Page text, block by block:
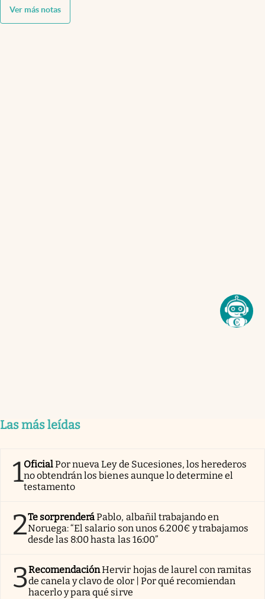
Ver más notas
Las más leídas
1OficialPor nueva Ley de Sucesiones, los herederos
no obtendrán los bienes aunque lo determine el
testamento
2Te sorprenderáPablo, albañil trabajando en
Noruega: “El salario son unos 6.200€ y trabajamos
desde las 8:00 hasta las 16:00”
3RecomendaciónHervir hojas de laurel con ramitas
de canela y clavo de olor | Por qué recomiendan
hacerlo y para qué sirve